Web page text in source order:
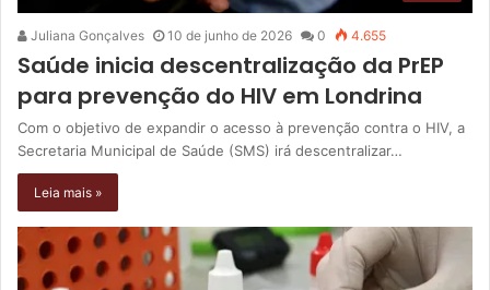
Juliana Gonçalves 10 de junho de 2026 0 4.655
Saúde inicia descentralização da PrEP
para prevenção do HIV em Londrina
Com o objetivo de expandir o acesso à prevenção contra o HIV, a
Secretaria Municipal de Saúde (SMS) irá descentralizar…
Leia mais »